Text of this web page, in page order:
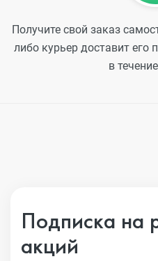
Получите свой заказ
либо курьер доставит его
в
Подписка на
акций